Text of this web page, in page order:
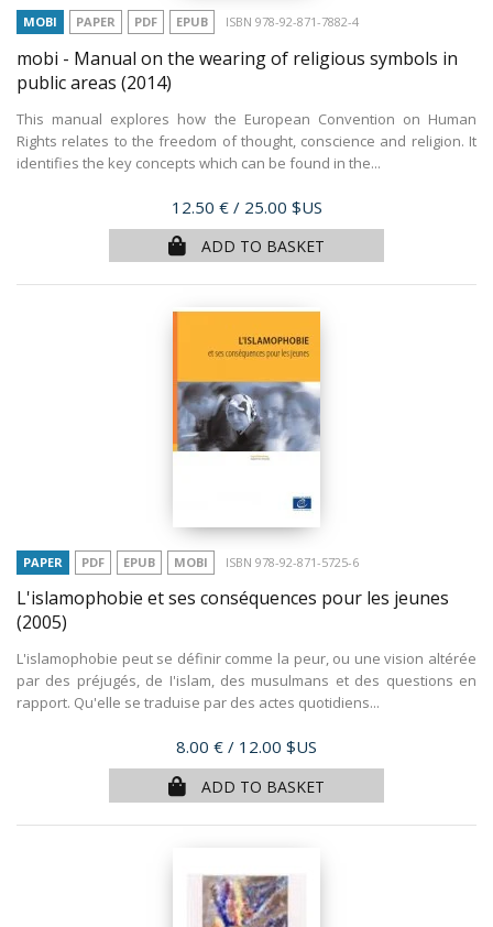
MOBI PAPER PDF EPUB ISBN 978-92-871-7882-4
mobi - Manual on the wearing of religious symbols in
public areas (2014)
This manual explores how the European Convention on Human
Rights relates to the freedom of thought, conscience and religion. It
identifies the key concepts which can be found in the...
Price
12.50 € / 25.00 $US
ADD TO BASKET
PAPER PDF EPUB MOBI ISBN 978-92-871-5725-6
L'islamophobie et ses conséquences pour les jeunes
(2005)
L'islamophobie peut se définir comme la peur, ou une vision altérée
par des préjugés, de I'islam, des musulmans et des questions en
rapport. Qu'elle se traduise par des actes quotidiens...
Price
8.00 € / 12.00 $US
ADD TO BASKET